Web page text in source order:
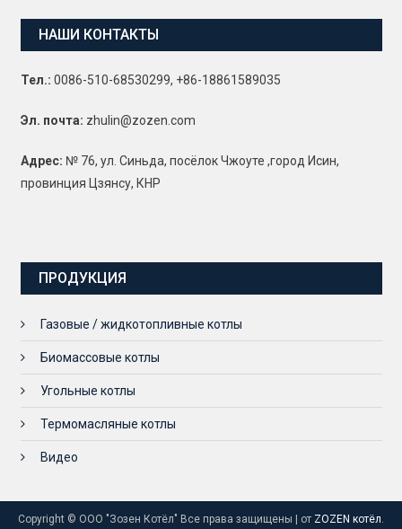
НАШИ КОНТАКТЫ
Тел.: 0086-510-68530299, +86-18861589035
Эл. почта: zhulin@zozen.com
Адрес: № 76, ул. Синьда, посёлок Чжоуте ,город Исин,
провинция Цзянсу, КНР
ПРОДУКЦИЯ
Газовые / жидкотопливные котлы
Биомассовые котлы
Угольные котлы
Термомасляные котлы
Видео
Copyright © ООО "Зозен Котёл" Все права защищены | от ZOZEN котёл.